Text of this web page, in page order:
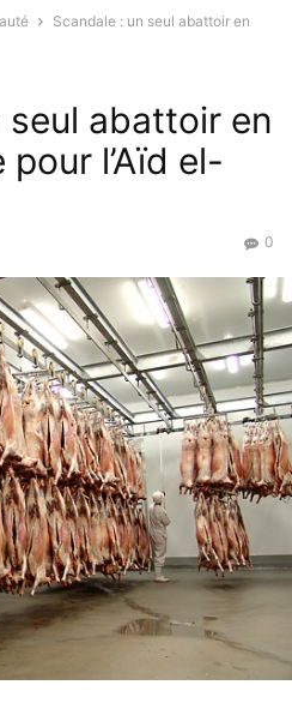
Scandale : un seul abattoir en
seul abattoir en
l’Aïd el-
0